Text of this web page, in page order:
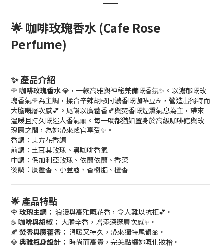
🌟 咖啡玫瑰香水 (Cafe Rose
Perfume)
✨ 產品介紹
🌹 咖啡玫瑰香水💎，一款高雅與神秘兼備嘅香氛✨。以濃郁嘅玫
瑰香氣🌹為主調，揉合辛辣胡椒同濃香嘅咖啡豆☕，營造出獨特而
大膽嘅層次感💕。尾韻以廣藿香🍂與焚香嘅煙熏氣息為主，帶來
溫暖且持久嘅迷人香氣🎀。每一噴都猶如置身於高級咖啡館與玫
瑰園之間，為妳帶來感官享受✨。
香調：東方花香調
前調：土耳其玫瑰、黑咖啡香氣
中調：保加利亞玫瑰、依蘭依蘭、香菜
後調：廣藿香、小荳蔻、香樹脂、檀香
🌟 產品特點
🌹 玫瑰主調： 浪漫與高雅嘅花香，令人難以抗拒💕。
☕ 咖啡與胡椒： 大膽辛香，增添深邃層次感✨。
🍂 焚香與廣藿香： 溫暖又持久，帶來獨特尾韻🎀。
💎 典雅瓶身設計： 時尚而高貴，完美點綴妳嘅化妝枱。